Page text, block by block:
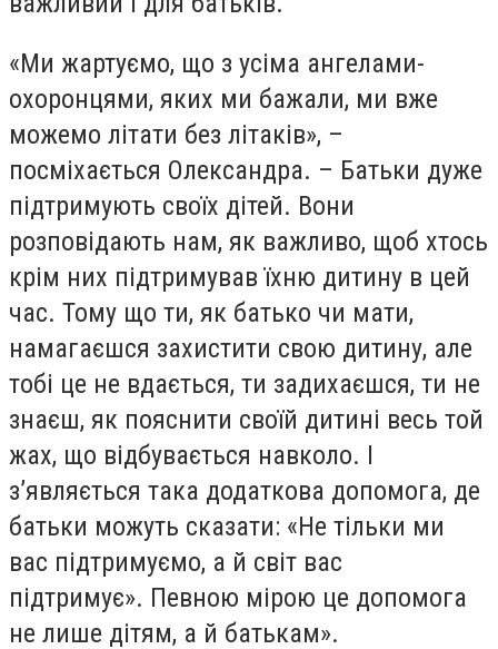
«Ми жартуємо, що з усіма ангелами-
охоронцями, яких ми бажали, ми вже
можемо літати без літаків», –
посміхається Олександра. – Батьки дуже
підтримують своїх дітей. Вони
розповідають нам, як важливо, щоб хтось
крім них підтримував їхню дитину в цей
час. Тому що ти, як батько чи мати,
намагаєшся захистити свою дитину, але
тобі це не вдається, ти задихаєшся, ти не
знаєш, як пояснити своїй дитині весь той
жах, що відбувається навколо. І
з’являється така додаткова допомога, де
батьки можуть сказати: «Не тільки ми
вас підтримуємо, а й світ вас
підтримує». Певною мірою це допомога
не лише дітям, а й батькам».